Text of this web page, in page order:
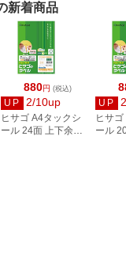
新着商品
880円 (税込)
UP 2/10up
ヒサゴ A4タックシ
ール 24面 上下余白
UP
ヒサ
ール